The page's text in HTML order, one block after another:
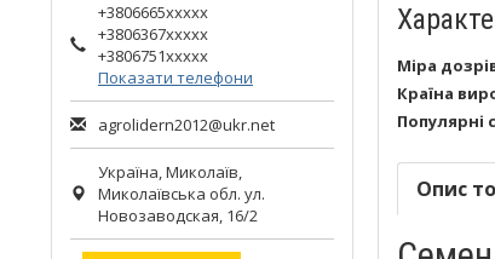
Міра
Країна
Популярні
Опис
+3806665xxxxx
+3806367xxxxx
+3806751xxxxx
Показати телефони
agrolidern2012@ukr.net
Україна,Миколаїв,
Миколаївська обл. ул.
Новозаводская, 16/2